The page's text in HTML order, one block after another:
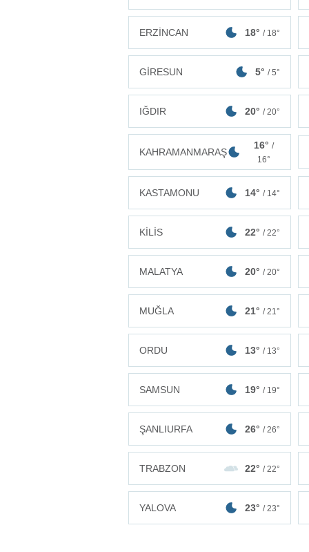
ERZİNCAN 18° / 18°
GİRESUN 5° / 5°
IĞDIR 20° / 20°
KAHRAMANMARAŞ
16° /
16°
KASTAMONU 14° / 14°
KİLİS 22° / 22°
MALATYA 20° / 20°
MUĞLA 21° / 21°
ORDU 13° / 13°
SAMSUN 19° / 19°
ŞANLIURFA 26° / 26°
TRABZON 22° / 22°
YALOVA 23° / 23°